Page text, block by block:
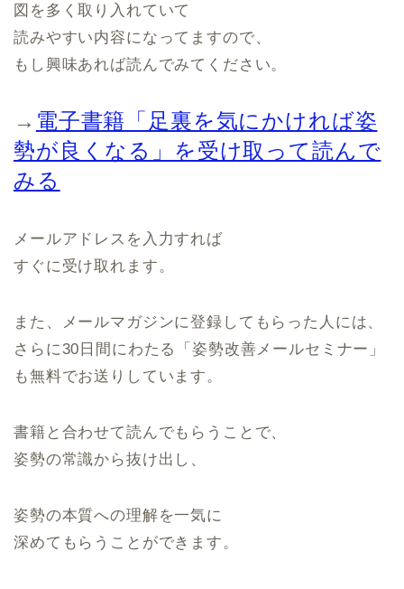
図を多く取り入れていて
読みやすい内容になってますので、
もし興味あれば読んでみてください。
→ 電子書籍「足裏を気にかければ姿
勢が良くなる」を受け取って読んで
みる
メールアドレスを入力すれば
すぐに受け取れます。
また、メールマガジンに登録してもらった人には、
さらに30日間にわたる「姿勢改善メールセミナー」
も無料でお送りしています。
書籍と合わせて読んでもらうことで、
姿勢の常識から抜け出し、
姿勢の本質への理解を一気に
深めてもらうことができます。